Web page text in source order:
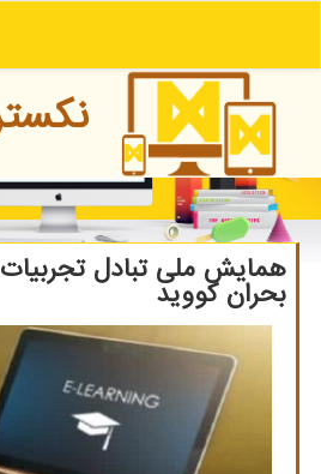
همایش ملی تبادل
بحران كووید